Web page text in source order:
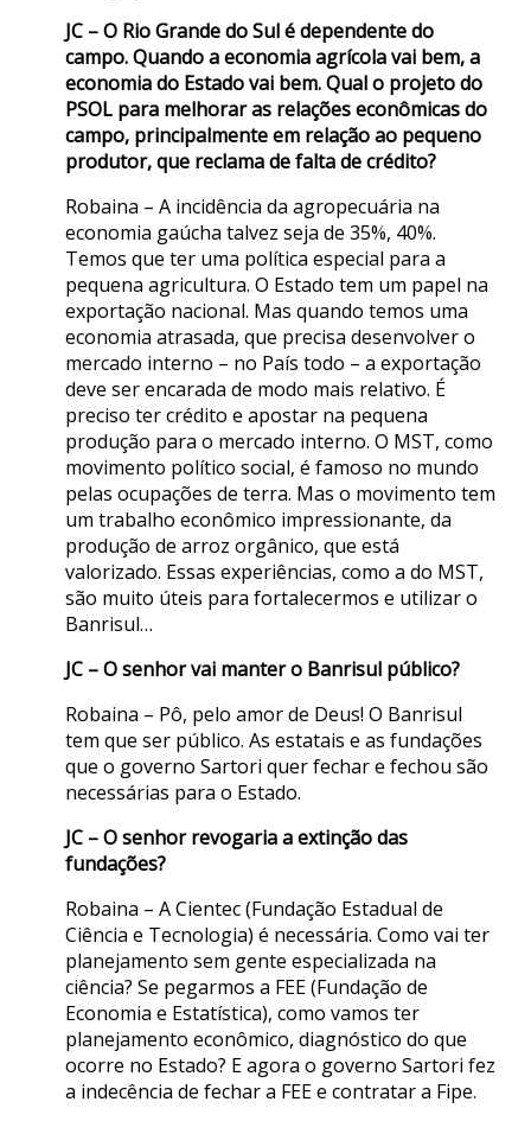
JC – O Rio Grande do Sul é dependente do
campo. Quando a economia agrícola vai bem, a
economia do Estado vai bem. Qual o projeto do
PSOL para melhorar as relações econômicas do
campo, principalmente em relação ao pequeno
produtor, que reclama de falta de crédito?
Robaina – A incidência da agropecuária na
economia gaúcha talvez seja de 35%, 40%.
Temos que ter uma política especial para a
pequena agricultura. O Estado tem um papel na
exportação nacional. Mas quando temos uma
economia atrasada, que precisa desenvolver o
mercado interno – no País todo – a exportação
deve ser encarada de modo mais relativo. É
preciso ter crédito e apostar na pequena
produção para o mercado interno. O MST, como
movimento político social, é famoso no mundo
pelas ocupações de terra. Mas o movimento tem
um trabalho econômico impressionante, da
produção de arroz orgânico, que está
valorizado. Essas experiências, como a do MST,
são muito úteis para fortalecermos e utilizar o
Banrisul…
JC – O senhor vai manter o Banrisul público?
Robaina – Pô, pelo amor de Deus! O Banrisul
tem que ser público. As estatais e as fundações
que o governo Sartori quer fechar e fechou são
necessárias para o Estado.
JC – O senhor revogaria a extinção das
fundações?
Robaina – A Cientec (Fundação Estadual de
Ciência e Tecnologia) é necessária. Como vai ter
planejamento sem gente especializada na
ciência? Se pegarmos a FEE (Fundação de
Economia e Estatística), como vamos ter
planejamento econômico, diagnóstico do que
ocorre no Estado? E agora o governo Sartori fez
a indecência de fechar a FEE e contratar a Fipe.